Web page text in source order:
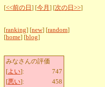
[<<前の日 ] [今月 ] [次の日>>]
[ranking] [new] [random]
[home] [blog]
みなさんの評価
[よい]:
747
[悪い]:
458